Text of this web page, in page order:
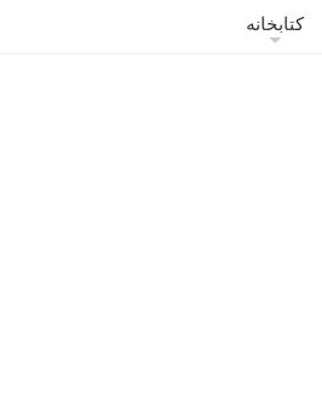
کتابخانه